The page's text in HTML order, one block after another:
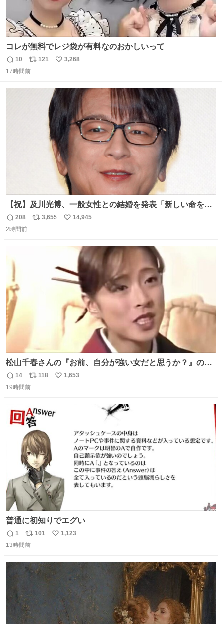
コレが無料でレジ袋が有料なのおかしいって
返
信
10
リ
ポ
121
い
数
3,268
17時間前
【祝】及川光博、一般女性との結婚を発表「新しい命を授
かっております」 news.livedoor.com/lite/article_d…
「私、及川光博はこの度、交際しておりました方と入籍い
も変わらず俳優として、ミッチーとして、努力し精進して
参ります」とつづった。
返
信
208
リ
3,655
い
14,945
2時間前
松山千春さんの『お前、自分が強い女だと思うか？』の一
言で… 中森明菜さんが思わず本音をこぼす瞬間😭
返
信
14
リ
ポ
ト
数
118
い
数
1,653
19時間前
普通に初知りでエグい
返
信
1
リ
ポ
ト
101
い
1,123
13時間前